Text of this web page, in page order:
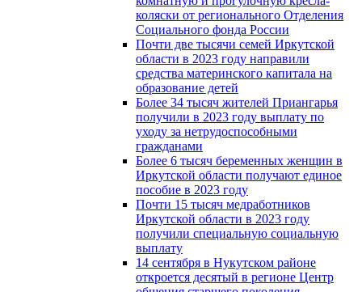
коляски от регионального Отделения
Социального фонда России
Почти две тысячи семей Иркутской
области в 2023 году направили
средства материнского капитала на
образование детей
Более 34 тысяч жителей Приангарья
получили в 2023 году выплату по
уходу за нетрудоспособными
гражданами
Более 6 тысяч беременных женщин в
Иркутской области получают единое
пособие в 2023 году
Почти 15 тысяч медработников
Иркутской области в 2023 году
получили специальную социальную
выплату
14 сентября в Нукутском районе
откроется десятый в регионе Центр